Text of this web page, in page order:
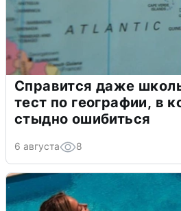
Справится даже
тест по географии, в
стыдно ошибиться
6 августа 8